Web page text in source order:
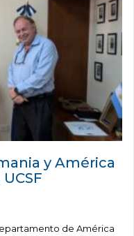
y América
de América